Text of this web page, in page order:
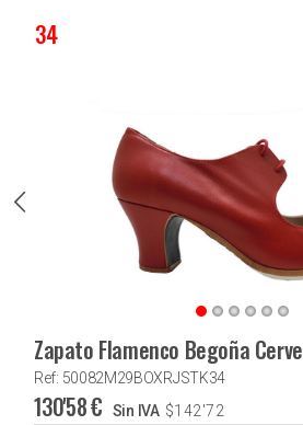
34
Zapato Flamenco Begoña
Ref: 50082M29BOXRJSTK34
130'58€ Sin IVA $142'72